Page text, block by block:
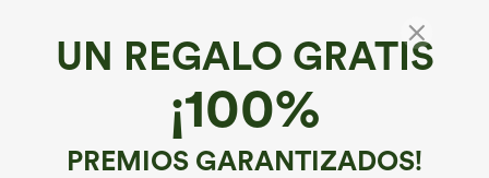
UN REGALO GRATIS
¡100%
PREMIOS GARANTIZADOS!
Pantalón de pana con tiro alto cremallera y
bolsillos laterales